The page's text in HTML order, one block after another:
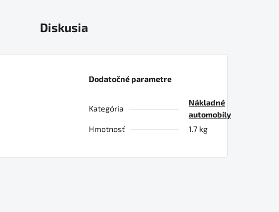
Diskusia
Dodatočné parametre
Kategória
Nákladné
automobily
Hmotnosť
1.7 kg